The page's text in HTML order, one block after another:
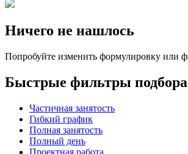
Ничего не нашлось
Попробуйте изменить формулировку или
Быстрые фильтры
Частичная занятость
Гибкий график
Полная занятость
Полный день
Проектная работа